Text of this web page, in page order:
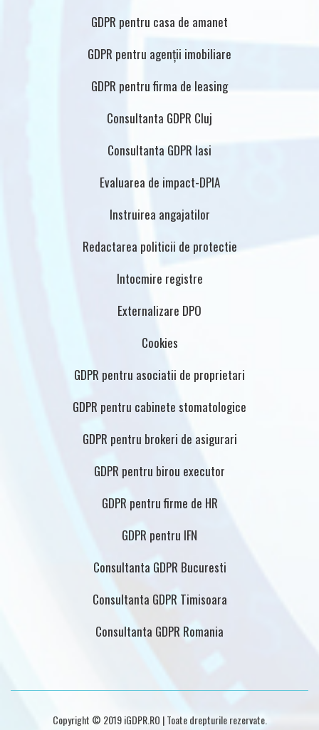
GDPR pentru casa de amanet
GDPR pentru agenții imobiliare
GDPR pentru firma de leasing
Consultanta GDPR Cluj
Consultanta GDPR Iasi
Evaluarea de impact-DPIA
Instruirea angajatilor
Redactarea politicii de protectie
Intocmire registre
Externalizare DPO
Cookies
GDPR pentru asociatii de proprietari
GDPR pentru cabinete stomatologice
GDPR pentru brokeri de asigurari
GDPR pentru birou executor
GDPR pentru firme de HR
GDPR pentru IFN
Consultanta GDPR Bucuresti
Consultanta GDPR Timisoara
Consultanta GDPR Romania
Copyright © 2019 iGDPR.RO | Toate drepturile rezervate.